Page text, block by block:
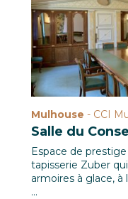
Mulhouse - CCI
Salle du
Espace de
tapisserie Zuber
armoires à glace,
…